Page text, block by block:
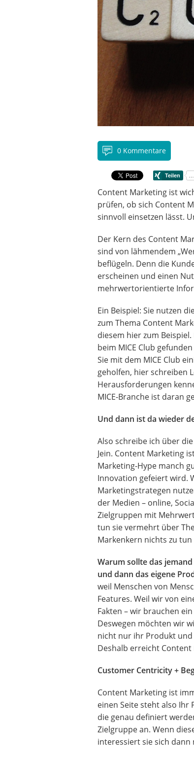
0 Kommentare
Content Marketing ist
prüfen, ob sich Content
sinnvoll einsetzen lässt.
Der Kern des Content
sind von lähmendem
beflügeln. Denn die
erscheinen und einen
mehrwertorientierte
Ein Beispiel: Sie nutzen
zum Thema Content
diesem hier zum
beim MICE Club
Sie mit dem MICE Club
geholfen, hier schreiben
Herausforderungen
MICE-Branche ist daran
Und dann ist da wieder
Also schreibe ich über
Jein. Content Marketing
Marketing-Hype manch
Innovation gefeiert wird.
Marketingstrategen
der Medien – online,
Zielgruppen mit
tun sie vermehrt über
Markenkern nichts zu tun
Warum sollte das
und dann das eigene
weil Menschen von
Features. Weil wir von
Fakten – wir brauchen
Deswegen möchten wir
nicht nur ihr Produkt und
Deshalb erreicht
Customer Centricity +
Content Marketing ist
einen Seite steht also Ihr
die genau definiert
Zielgruppe an. Wenn
interessiert sie sich dann